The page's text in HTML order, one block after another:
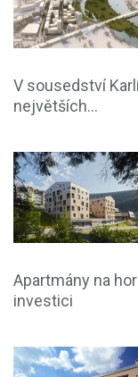
V sousedství
největších...
Apartmány na
investici